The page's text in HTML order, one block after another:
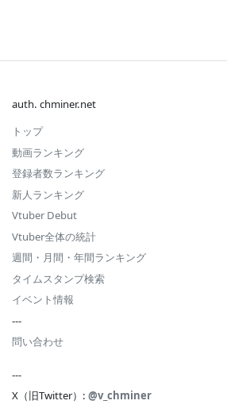
auth. chminer.net
トップ
動画ランキング
登録者数ランキング
新人ランキング
Vtuber Debut
Vtuber全体の統計
週間・月間・年間ランキング
タイムスタンプ検索
イベント情報
---
問い合わせ
---
X（旧Twitter）: @v_chminer